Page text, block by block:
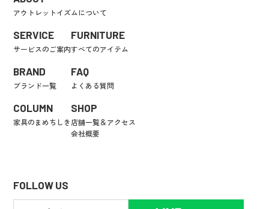
アウトレットイズムについて
SERVICE
サービスのご案内
BRAND
ブランド一覧
COLUMN
家具のまめちしき
FURNITURE
すべてのアイテム
FAQ
よくある質問
SHOP
店舗一覧＆アクセス
会社概要
FOLLOW US